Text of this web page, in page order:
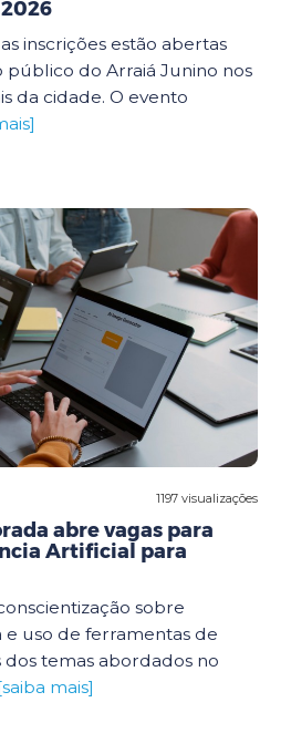
inscrições estão abertas
do Arraiá Junino nos
da cidade. O evento
1197 visualizações
abre vagas para
Artificial para
sobre
uso de ferramentas de
dos temas abordados no
mais]